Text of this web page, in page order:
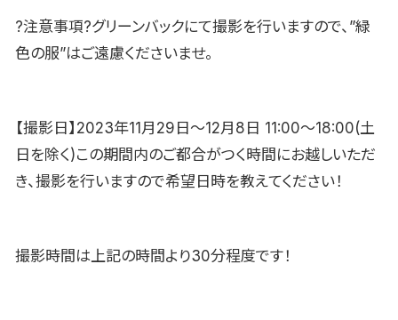
?注意事項?グリーンバックにて撮影を行いますので、”緑
色の服”はご遠慮くださいませ。
【撮影日】2023年11月29日〜12月8日 11:00〜18:00(土
日を除く)この期間内のご都合がつく時間にお越しいただ
き、撮影を行いますので希望日時を教えてください！
撮影時間は上記の時間より30分程度です！